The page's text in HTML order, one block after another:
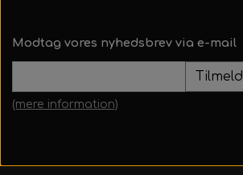
Modtag vores nyhedsbrev via e-mail
Tilmeld
(mere information)